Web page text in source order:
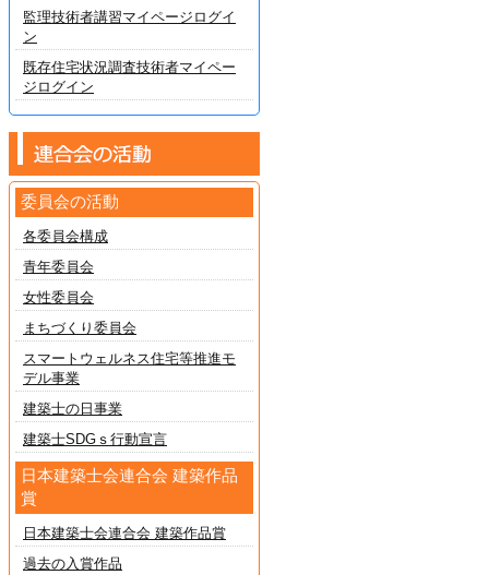
監理技術者講習マイページログイ
ン
既存住宅状況調査技術者マイペー
ジログイン
委員会の活動
各委員会構成
青年委員会
女性委員会
まちづくり委員会
スマートウェルネス住宅等推進モ
デル事業
建築士の日事業
建築士SDGｓ行動宣言
日本建築士会連合会 建築作品
賞
日本建築士会連合会 建築作品賞
過去の入賞作品